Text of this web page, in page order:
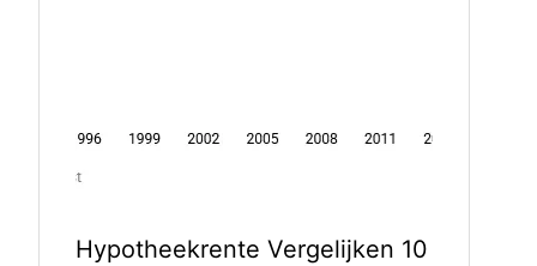
Hypotheekrente Vergelijken 10